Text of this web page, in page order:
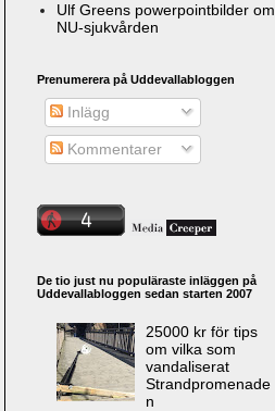
Ulf Greens powerpointbilder om
NU-sjukvården
Prenumerera på Uddevallabloggen
Inlägg
Kommentarer
De tio just nu populäraste inläggen på
Uddevallabloggen sedan starten 2007
25000 kr för tips
om vilka som
vandaliserat
Strandpromenade
n